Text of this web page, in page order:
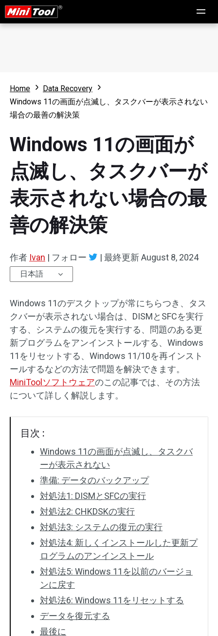
Home
Data Recovery
Windows 11の画面が点滅し、タスクバーが表示されない
場合の最善の解決策
Windows 11の画面が
点滅し、タスクバーが
表示されない場合の最
善の解決策
作者 Ivan | フォロー | 最終更新August 8, 2024
日本語
Windows 11のデスクトップが常にちらつき、タス
クバーが表示されない場合は、DISMとSFCを実行
する、システムの復元を実行する、問題のある更
新プログラムをアンインストールする、Windows
11をリセットする、Windows 11/10を再インスト
ールするなどの方法で問題を解決できます。
MiniToolソフトウェアのこの記事では、その方法
について詳しく解説します。
目次 :
Windows 11の画面が点滅し、タスクバ
ーが表示されない
準備: データのバックアップ
対処法1: DISMとSFCの実行
対処法2: CHKDSKの実行
対処法3: システムの復元の実行
対処法4: 新しくインストールした更新プ
ログラムのアンインストール
対処法5: Windows 11を以前のバージョ
ンに戻す
対処法6: Windows 11をリセットする
データを復元する
最後に